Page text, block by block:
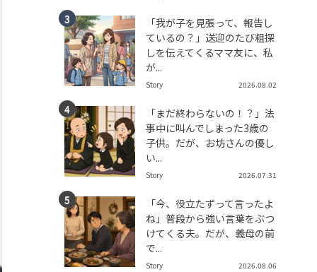
「我が子を見張って、報告し
ているの？」送迎のたび粗探
しを伝えてくるママ友に、私
が...
Story 2026.08.02
「まだ終わらないの！？」法
事中に叫んでしまった3歳の
子供。だが、お坊さんの優し
い...
Story 2026.07.31
「今、役立たずって言ったよ
ね」普段から強い言葉をぶつ
けてくる夫。だが、義母の前
で...
Story 2026.08.06